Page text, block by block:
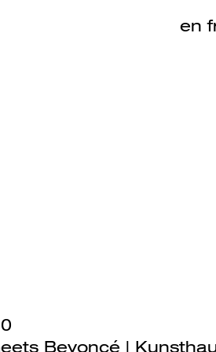
en
Beyoncé |